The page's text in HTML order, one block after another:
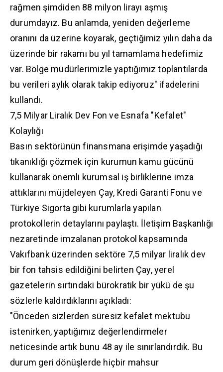
rağmen şimdiden 88 milyon lirayı aşmış
durumdayız. Bu anlamda, yeniden değerleme
oranını da üzerine koyarak, geçtiğimiz yılın daha da
üzerinde bir rakamı bu yıl tamamlama hedefimiz
var. Bölge müdürlerimizle yaptığımız toplantılarda
bu verileri aylık olarak takip ediyoruz" ifadelerini
kullandı.
​7,5 Milyar Liralık Dev Fon ve Esnafa "Kefalet"
Kolaylığı
​Basın sektörünün finansmana erişimde yaşadığı
tıkanıklığı çözmek için kurumun kamu gücünü
kullanarak önemli kurumsal iş birliklerine imza
attıklarını müjdeleyen Çay, Kredi Garanti Fonu ve
Türkiye Sigorta gibi kurumlarla yapılan
protokollerin detaylarını paylaştı. İletişim Başkanlığı
nezaretinde imzalanan protokol kapsamında
Vakıfbank üzerinden sektöre 7,5 milyar liralık dev
bir fon tahsis edildiğini belirten Çay, yerel
gazetelerin sırtındaki bürokratik bir yükü de şu
sözlerle kaldırdıklarını açıkladı:
"Önceden sizlerden süresiz kefalet mektubu
istenirken, yaptığımız değerlendirmeler
neticesinde artık bunu 48 ay ile sınırlandırdık. Bu
durum geri dönüşlerde hiçbir mahsur